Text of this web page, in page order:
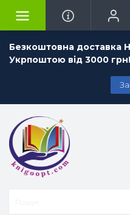
Безкоштовна доставка
Укрпоштою від 3000